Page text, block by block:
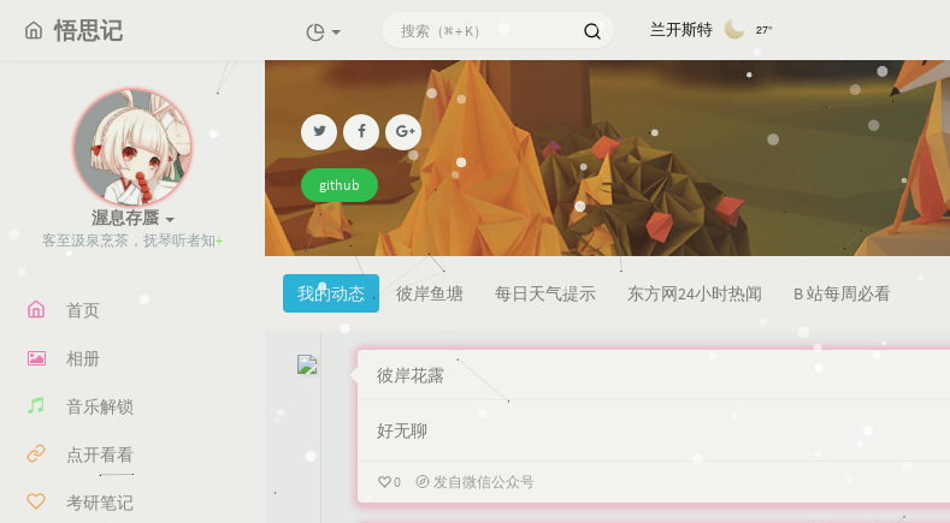
悟思记 兰开斯特 27°
渥息存蜃
客至汲泉烹茶，IR^HF
首页
相册
音乐解锁
点开看看
考研笔记
github
我的动态 彼岸鱼塘 每日天气提示 东方网24小时热闻 B 站每周必看
彼岸花露
好无聊
0 发自微信公众号